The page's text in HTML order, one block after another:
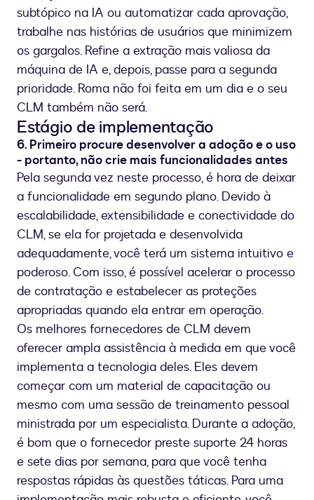
subtópico na IA ou automatizar cada aprovação,
trabalhe nas histórias de usuários que minimizem
os gargalos. Refine a extração mais valiosa da
máquina de IA e, depois, passe para a segunda
prioridade. Roma não foi feita em um dia e o seu
CLM também não será.
Estágio de implementação
6. Primeiro procure desenvolver a adoção e o uso
- portanto, não crie mais funcionalidades antes
Pela segunda vez neste processo, é hora de deixar
a funcionalidade em segundo plano. Devido à
escalabilidade, extensibilidade e conectividade do
CLM, se ela for projetada e desenvolvida
adequadamente, você terá um sistema intuitivo e
poderoso. Com isso, é possível acelerar o processo
de contratação e estabelecer as proteções
apropriadas quando ela entrar em operação.
Os melhores fornecedores de CLM devem
oferecer ampla assistência à medida em que você
implementa a tecnologia deles. Eles devem
começar com um material de capacitação ou
mesmo com uma sessão de treinamento pessoal
ministrada por um especialista. Durante a adoção,
é bom que o fornecedor preste suporte 24 horas
e sete dias por semana, para que você tenha
respostas rápidas às questões táticas. Para uma